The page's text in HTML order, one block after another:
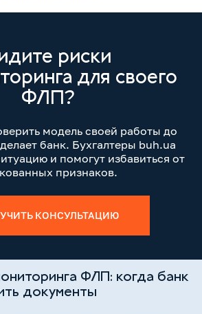
риски
для своего
ФЛП?
модель своей работы до
банк. Бухгалтеры buh.ua
и помогут избавиться от
признаков.
КОНСУЛЬТАЦИЮ
ФЛП: когда банк
документы